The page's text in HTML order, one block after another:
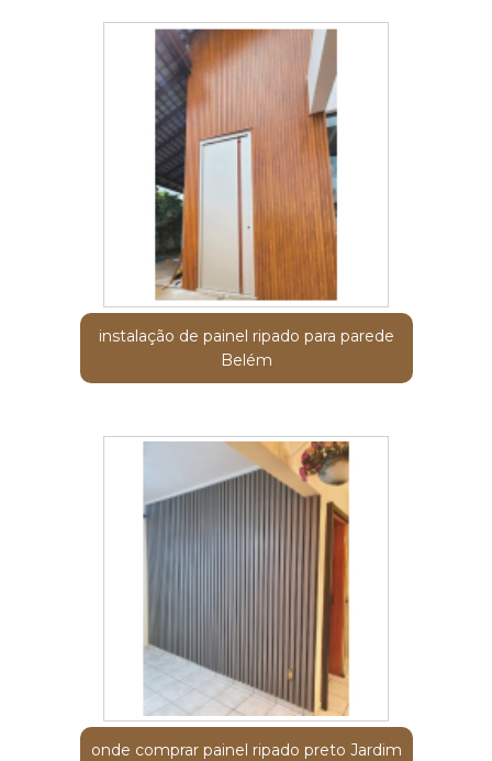
instalação de painel ripado para parede
Belém
onde comprar painel ripado preto Jardim